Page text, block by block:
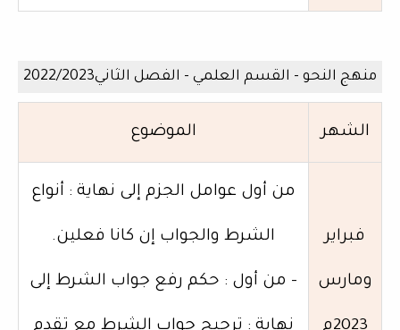
منهج النحو - القسم العلمي - الفصل الثاني2022/2023
الشهر الموضوع
فبراير
ومارس
من أول عوامل الجزم إلى نهاية : أنواع
الشرط والجواب إن كانا فعلين.
- من أول : حكم رفع جواب الشرط إلى